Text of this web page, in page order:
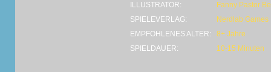
ILLUSTRATOR:
Fanny Pastor
SPIELEVERLAG:
Nerdlab Games
EMPFOHLENES ALTER:
8+ Jahre
SPIELDAUER:
10-15 Minuten